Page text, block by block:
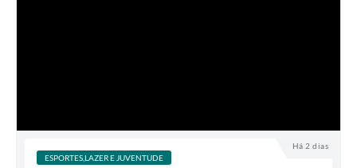
Há 2 dias
ESPORTES,LAZER E JUVENTUDE